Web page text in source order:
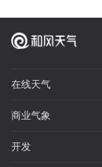
在线天气
商业气象
开发